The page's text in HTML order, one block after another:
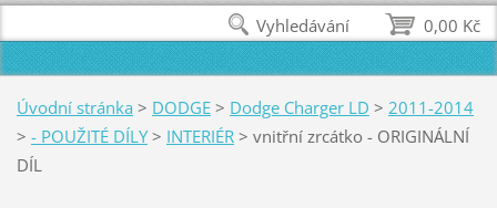
Úvodní stránka > DODGE > Dodge Charger LD > 2011-2014
> - POUŽITÉ DÍLY > INTERIÉR > vnitřní zrcátko - ORIGINÁLNÍ
DÍL
0,00 Kč
Vyhledávání